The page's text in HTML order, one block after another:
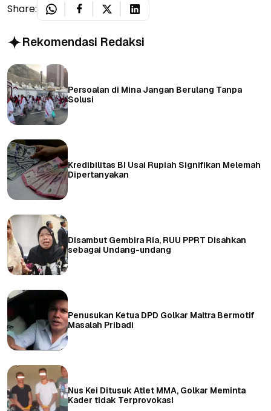
Share:
Rekomendasi Redaksi
Persoalan di Mina Jangan Berulang Tanpa
Solusi
Kredibilitas BI Usai Rupiah Signifikan Melemah
Dipertanyakan
Disambut Gembira Ria, RUU PPRT Disahkan
sebagai Undang-undang
Penusukan Ketua DPD Golkar Maltra Bermotif
Masalah Pribadi
Nus Kei Ditusuk Atlet MMA, Golkar Meminta
Kader tidak Terprovokasi